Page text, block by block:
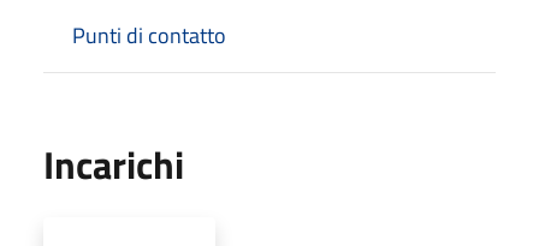
Punti di contatto
Incarichi